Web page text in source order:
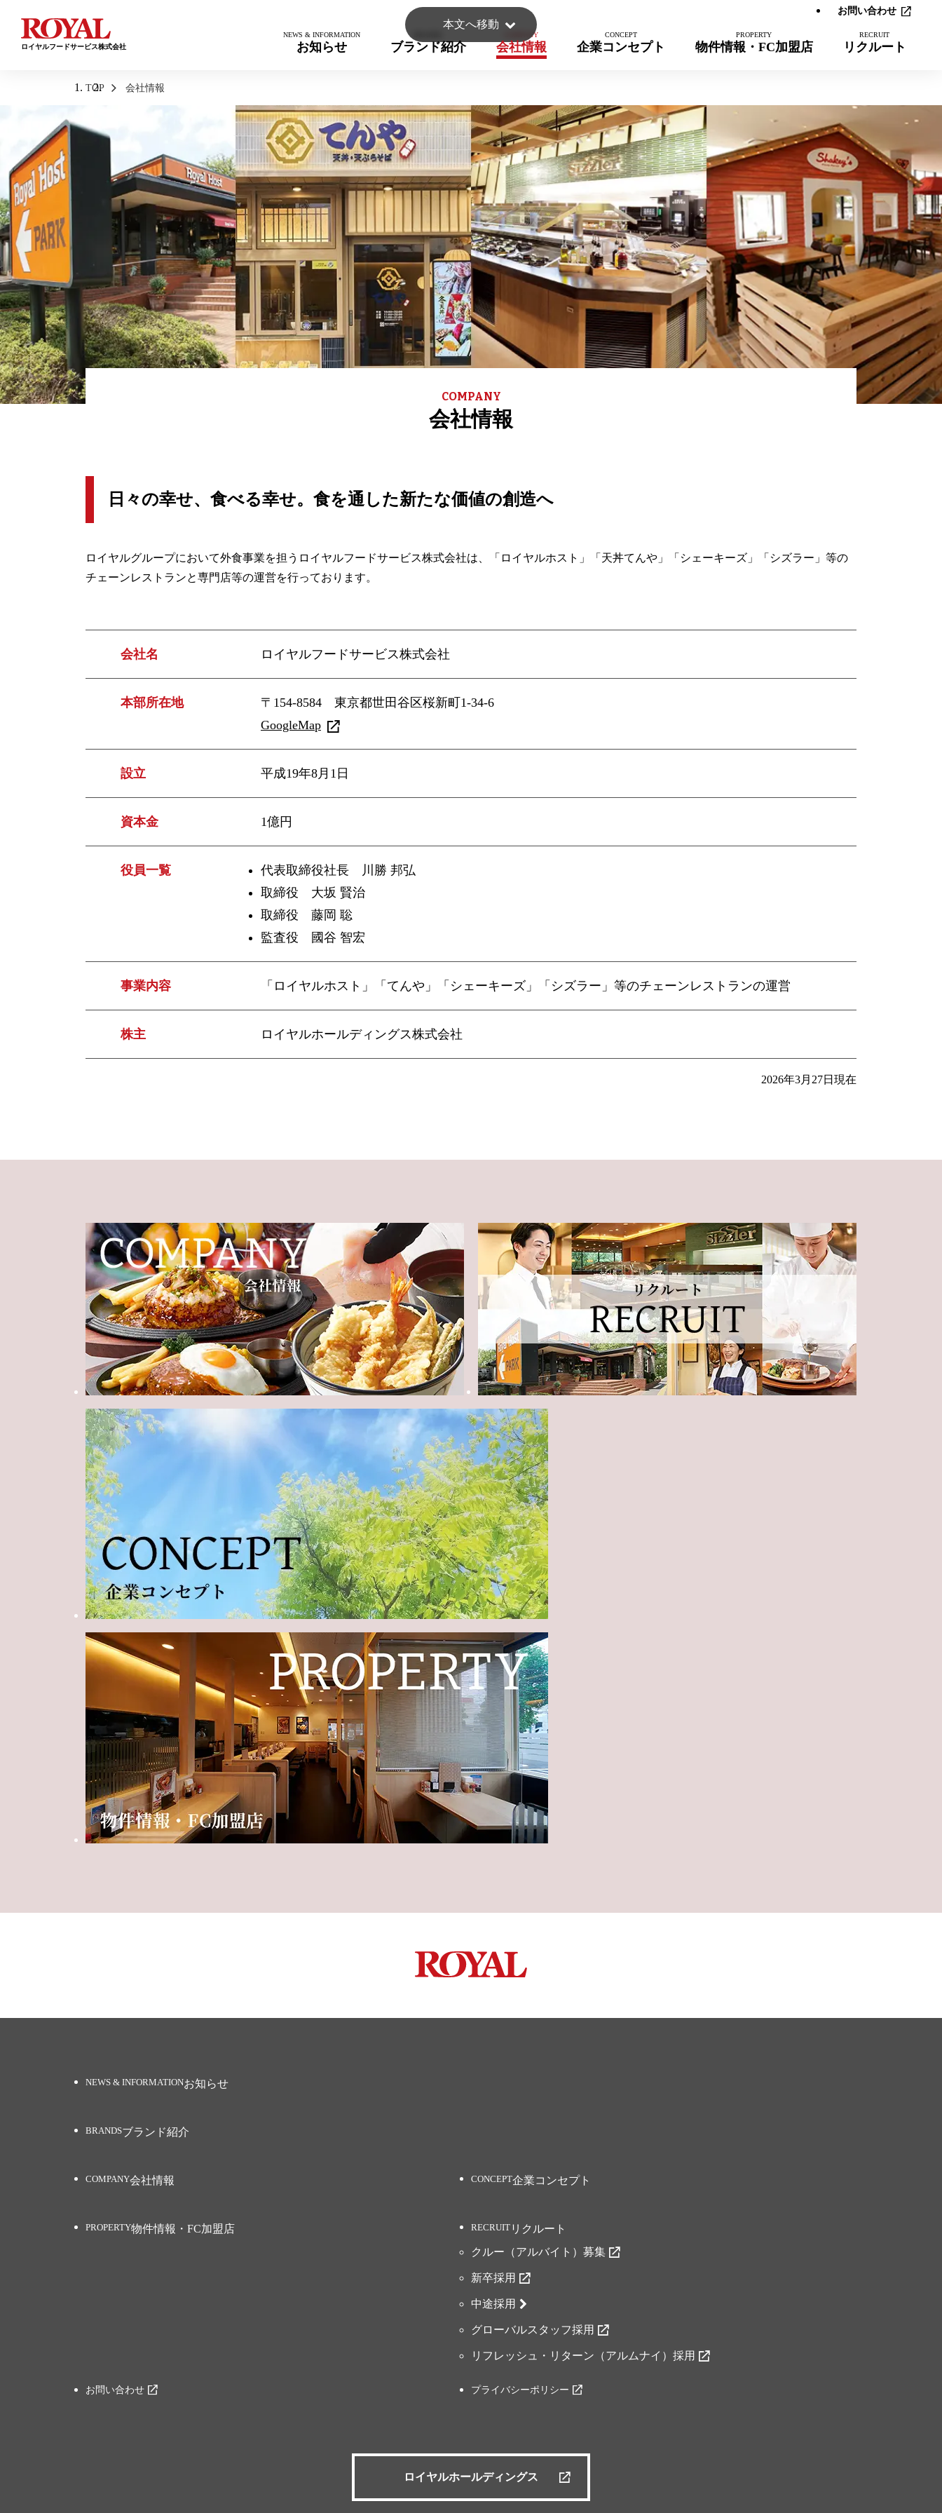
本文へ移動
ロイヤルフードサービス株式会社 お知らせ ブランド紹介 会社情報 企業コンセプト 物件情報・FC加盟店 リクルート
お問い合わせ
TOP 会社情報
会社情報
日々の幸せ、食べる幸せ。食を通した新たな価値の創造へ
ロイヤルグループにおいて外食事業を担うロイヤルフードサービス株式会社は、「ロイヤルホスト」「天丼てんや」「シェーキーズ」「シズラー」等の
チェーンレストランと専門店等の運営を行っております。
会社名 ロイヤルフードサービス株式会社
本部所在地
〒154-8584 東京都世田谷区桜新町1-34-6
GoogleMap
設立 平成19年8月1日
資本金 1億円
役員一覧
代表取締役社長 川勝 邦弘
取締役 大坂 賢治
取締役 藤岡 聡
監査役 國谷 智宏
事業内容 「ロイヤルホスト」「てんや」「シェーキーズ」「シズラー」等のチェーンレストランの運営
株主 ロイヤルホールディングス株式会社
2026年3月27日現在
お知らせ
ブランド紹介
会社情報 企業コンセプト
物件情報・FC加盟店
リクルート
クルー（アルバイト）募集
新卒採用
中途採用
グローバルスタッフ採用
リフレッシュ・リターン（アルムナイ）採用
お問い合わせ プライバシーポリシー
ロイヤルホールディングス